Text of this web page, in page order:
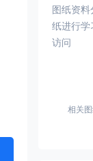
图纸资
纸进行学
访问
相关